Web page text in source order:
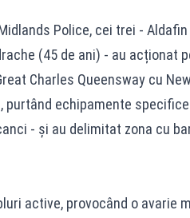
Police, cei trei -
(45 de ani) - au acționat
Charles Queensway cu
echipamente
- și au delimitat zona cu
active, provocând o avarie